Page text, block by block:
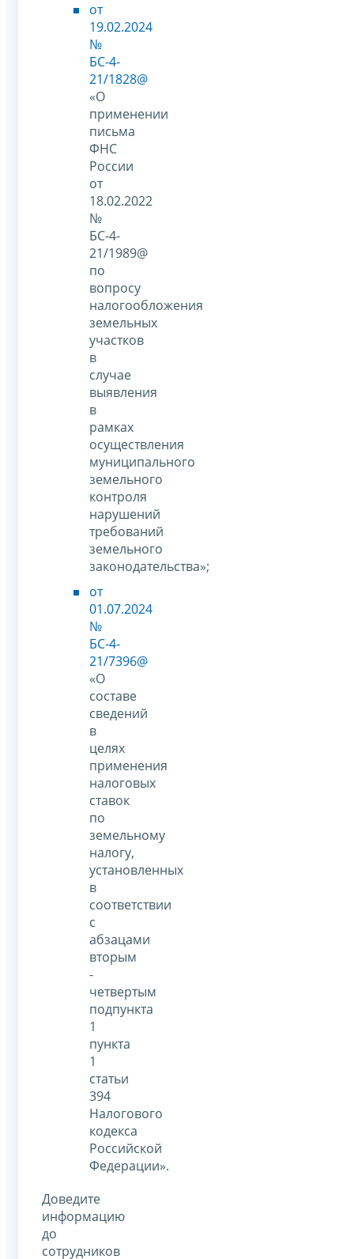
от
19.02.2024
№
БС-4-
21/1828@
«О
применении
письма
ФНС
России
от
18.02.2022
№
БС-4-
21/1989@
по
вопросу
налогообложения
земельных
участков
в
случае
выявления
в
рамках
осуществления
муниципального
земельного
контроля
нарушений
требований
земельного
законодательства»;
от
01.07.2024
№
БС-4-
21/7396@
«О
составе
сведений
в
целях
применения
налоговых
ставок
по
земельному
налогу,
установленных
в
соответствии
с
абзацами
вторым
-
четвертым
подпункта
1
пункта
1
статьи
394
Налогового
кодекса
Российской
Федерации».
Доведите
информацию
до
сотрудников